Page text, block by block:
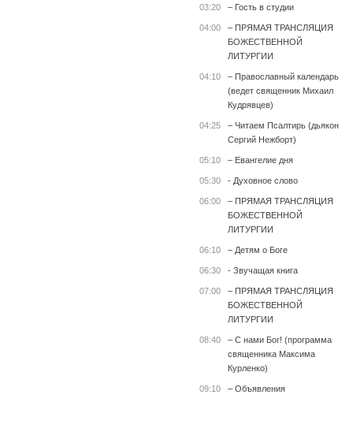
03:20 – Гость в студии
04:00
– ПРЯМАЯ ТРАНСЛЯЦИЯ
БОЖЕСТВЕННОЙ
ЛИТУРГИИ
04:10
– Православный календарь
(ведет священник Михаил
Кудрявцев)
04:25
– Читаем Псалтирь (дьякон
Сергий Нежборт)
05:10 – Евангелие дня
05:30 - Духовное слово
06:00
– ПРЯМАЯ ТРАНСЛЯЦИЯ
БОЖЕСТВЕННОЙ
ЛИТУРГИИ
06:10 – Детям о Боге
06:30 - Звучащая книга
07:00
– ПРЯМАЯ ТРАНСЛЯЦИЯ
БОЖЕСТВЕННОЙ
ЛИТУРГИИ
08:40
– С нами Бог! (программа
священника Максима
Курленко)
09:10 – Объявления